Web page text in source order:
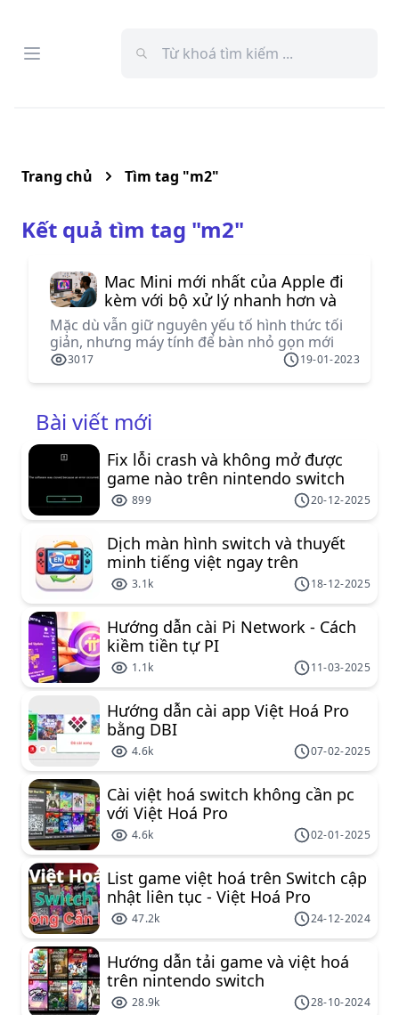
Open menu
Menu
Tìm tag "m2"
Trang chủ
Kết quả tìm tag "m2"
Mac Mini mới nhất của Apple đi
kèm với bộ xử lý nhanh hơn và
giá khởi điểm thấp hơn - và đây
là cách đặt hàng trước
Mặc dù vẫn giữ nguyên yếu tố hình thức tối
giản, nhưng máy tính để bàn nhỏ gọn mới
hiện được trang bị bộ vi xử lý M2 và M2 Pro
là Apple chỉ còn lại một thiết bị sử dụng bộ xử
lý Intel: Mac Pro.
3017 19-01-2023
Bài viết mới
Fix lỗi crash và không mở được
game nào trên nintendo switch
899 20-12-2025
Dịch màn hình switch và thuyết
minh tiếng việt ngay trên
nintendo switch
3.1k 18-12-2025
Hướng dẫn cài Pi Network - Cách
kiềm tiền tự PI
1.1k 11-03-2025
Hướng dẫn cài app Việt Hoá Pro
bằng DBI
4.6k 07-02-2025
Cài việt hoá switch không cần pc
với Việt Hoá Pro
4.6k 02-01-2025
List game việt hoá trên Switch cập
nhật liên tục - Việt Hoá Pro
47.2k 24-12-2024
Hướng dẫn tải game và việt hoá
trên nintendo switch
28.9k 28-10-2024